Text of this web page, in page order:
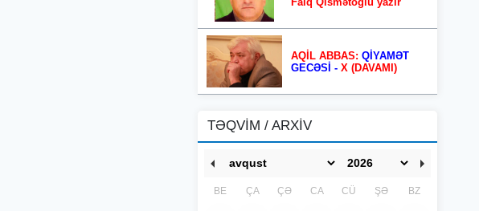
AQİL ABBAS: QİYAMƏT
GECƏSİ - X (DAVAMI)
TƏQVİM / ARXİV
BE ÇA ÇƏ CA CÜ ŞƏ BZ